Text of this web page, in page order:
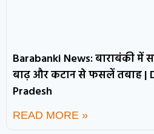
Barabanki News: बाराबंकी में
बाढ़ और कटान से फसलें तबाह |
Pradesh
READ MORE »